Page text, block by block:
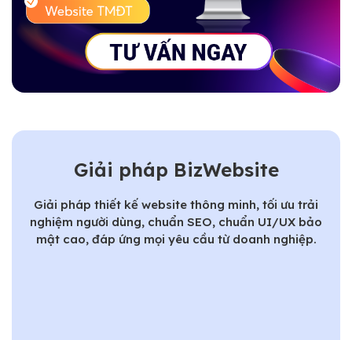
Giải pháp BizWebsite
Giải pháp thiết kế website thông minh, tối ưu trải
nghiệm người dùng, chuẩn SEO, chuẩn UI/UX bảo
mật cao, đáp ứng mọi yêu cầu từ doanh nghiệp.